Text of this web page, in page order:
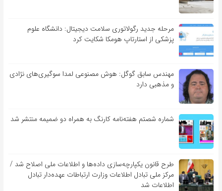
مرحله جدید رگولاتوری سلامت دیجیتال: دانشگاه علوم
پزشکی از استارتاپ هومکا شکایت کرد
مهندس سابق گوگل: هوش مصنوعی لمدا سوگیری‌های نژادی
و مذهبی دارد
شماره شصتم هفته‌نامه کارنگ به همراه دو ضمیمه منتشر شد
طرح قانون یکپارچه‌سازی داده‌ها و اطلاعات ملی اصلاح شد /
مرکز ملی تبادل اطلاعات وزارت ارتباطات عهده‌دار تبادل
اطلاعات شد